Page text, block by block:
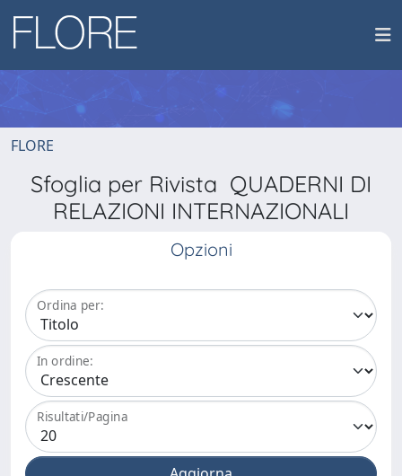
FLORE
Sfoglia per Rivista QUADERNI DI
RELAZIONI INTERNAZIONALI
Opzioni
Ordina per:
In ordine:
Risultati/Pagina